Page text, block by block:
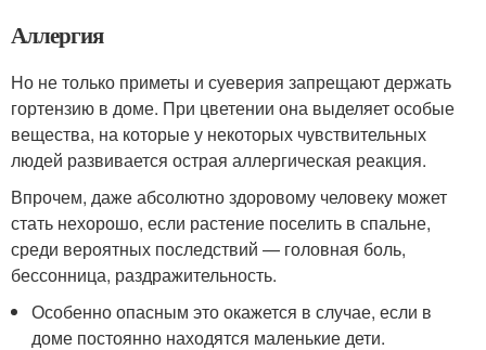
Аллергия
Но не только приметы и суеверия запрещают держать
гортензию в доме. При цветении она выделяет особые
вещества, на которые у некоторых чувствительных
людей развивается острая аллергическая реакция.
Впрочем, даже абсолютно здоровому человеку может
стать нехорошо, если растение поселить в спальне,
среди вероятных последствий — головная боль,
бессонница, раздражительность.
Особенно опасным это окажется в случае, если в
доме постоянно находятся маленькие дети.